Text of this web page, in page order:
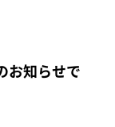
お知らせで